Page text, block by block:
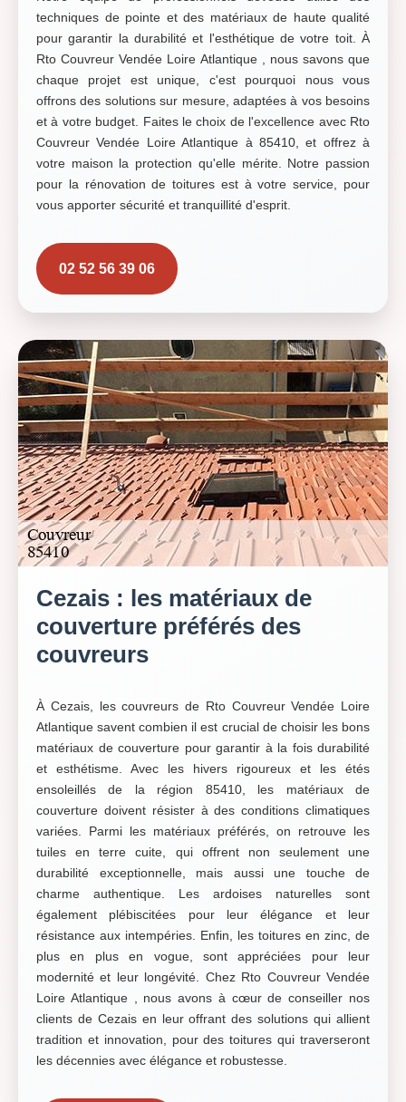
techniques de pointe et des matériaux de haute qualité
pour garantir la durabilité et l'esthétique de votre toit. À
Rto Couvreur Vendée Loire Atlantique , nous savons que
chaque projet est unique, c'est pourquoi nous vous
offrons des solutions sur mesure, adaptées à vos besoins
et à votre budget. Faites le choix de l'excellence avec Rto
Couvreur Vendée Loire Atlantique à 85410, et offrez à
votre maison la protection qu'elle mérite. Notre passion
pour la rénovation de toitures est à votre service, pour
vous apporter sécurité et tranquillité d'esprit.
02 52 56 39 06
Cezais : les matériaux de
couverture préférés des
couvreurs
À Cezais, les couvreurs de Rto Couvreur Vendée Loire
Atlantique savent combien il est crucial de choisir les bons
matériaux de couverture pour garantir à la fois durabilité
et esthétisme. Avec les hivers rigoureux et les étés
ensoleillés de la région 85410, les matériaux de
couverture doivent résister à des conditions climatiques
variées. Parmi les matériaux préférés, on retrouve les
tuiles en terre cuite, qui offrent non seulement une
durabilité exceptionnelle, mais aussi une touche de
charme authentique. Les ardoises naturelles sont
également plébiscitées pour leur élégance et leur
résistance aux intempéries. Enfin, les toitures en zinc, de
plus en plus en vogue, sont appréciées pour leur
modernité et leur longévité. Chez Rto Couvreur Vendée
Loire Atlantique , nous avons à cœur de conseiller nos
clients de Cezais en leur offrant des solutions qui allient
tradition et innovation, pour des toitures qui traverseront
les décennies avec élégance et robustesse.